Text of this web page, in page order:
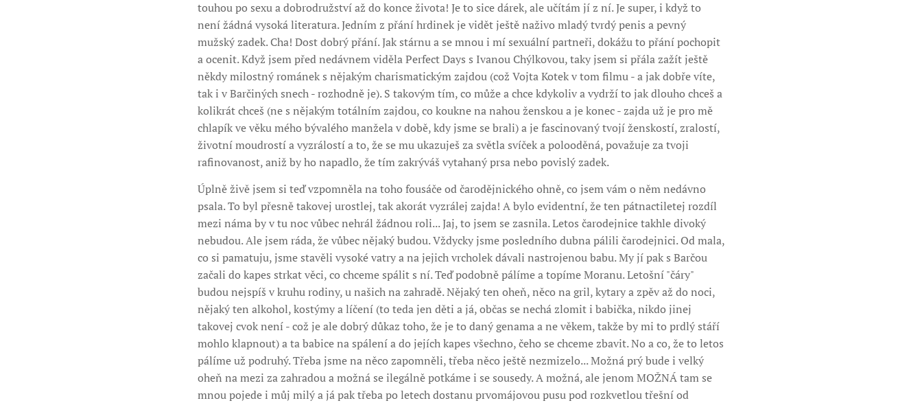
touhou po sexu a dobrodružství až do konce života! Je to sice dárek, ale učítám jí z ní. Je super, i když to
není žádná vysoká literatura. Jedním z přání hrdinek je vidět ještě naživo mladý tvrdý penis a pevný
mužský zadek. Cha! Dost dobrý přání. Jak stárnu a se mnou i mí sexuální partneři, dokážu to přání pochopit
a ocenit. Když jsem před nedávnem viděla Perfect Days s Ivanou Chýlkovou, taky jsem si přála zažít ještě
někdy milostný románek s nějakým charismatickým zajdou (což Vojta Kotek v tom filmu - a jak dobře víte,
tak i v Barčiných snech - rozhodně je). S takovým tím, co může a chce kdykoliv a vydrží to jak dlouho chceš a
kolikrát chceš (ne s nějakým totálním zajdou, co koukne na nahou ženskou a je konec - zajda už je pro mě
chlapík ve věku mého bývalého manžela v době, kdy jsme se brali) a je fascinovaný tvojí ženskostí, zralostí,
životní moudrostí a vyzrálostí a to, že se mu ukazuješ za světla svíček a polooděná, považuje za tvoji
rafinovanost, aniž by ho napadlo, že tím zakrýváš vytahaný prsa nebo povislý zadek.
Úplně živě jsem si teď vzpomněla na toho fousáče od čarodějnického ohně, co jsem vám o něm nedávno
psala. To byl přesně takovej urostlej, tak akorát vyzrálej zajda! A bylo evidentní, že ten pátnactiletej rozdíl
mezi náma by v tu noc vůbec nehrál žádnou roli... Jaj, to jsem se zasnila. Letos čarodejnice takhle divoký
nebudou. Ale jsem ráda, že vůbec nějaký budou. Vždycky jsme posledního dubna pálili čarodejnici. Od mala,
co si pamatuju, jsme stavěli vysoké vatry a na jejich vrcholek dávali nastrojenou babu. My jí pak s Barčou
začali do kapes strkat věci, co chceme spálit s ní. Teď podobně pálíme a topíme Moranu. Letošní "čáry"
budou nejspíš v kruhu rodiny, u našich na zahradě. Nějaký ten oheň, něco na gril, kytary a zpěv až do noci,
nějaký ten alkohol, kostýmy a líčení (to teda jen děti a já, občas se nechá zlomit i babička, nikdo jinej
takovej cvok není - což je ale dobrý důkaz toho, že je to daný genama a ne věkem, takže by mi to prdlý stáří
mohlo klapnout) a ta babice na spálení a do jejích kapes všechno, čeho se chceme zbavit. No a co, že to letos
pálíme už podruhý. Třeba jsme na něco zapomněli, třeba něco ještě nezmizelo... Možná prý bude i velký
oheň na mezi za zahradou a možná se ilegálně potkáme i se sousedy. A možná, ale jenom MOŽNÁ tam se
mnou pojede i můj milý a já pak třeba po letech dostanu prvomájovou pusu pod rozkvetlou třešní od